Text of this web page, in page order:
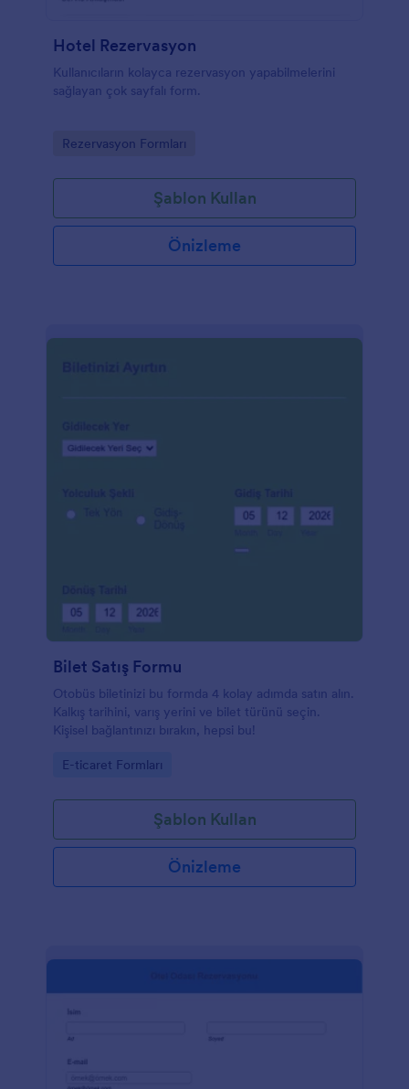
Hotel Rezervasyon
Kullanıcıların kolayca rezervasyon yapabilmelerini
sağlayan çok sayfalı form.
Go to Category:
Rezervasyon Formları
Şablon Kullan
Önizleme
Bilet Satış Formu
Otobüs biletinizi bu formda 4 kolay adımda satın alın.
Kalkış tarihini, varış yerini ve bilet türünü seçin.
Kişisel bağlantınızı bırakın, hepsi bu!
Go to Category:
E-ticaret Formları
Şablon Kullan
Önizleme